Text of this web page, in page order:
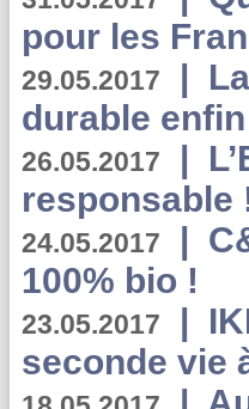
pour les
29.05.2017 |
durable
26.05.2017 |
responsable
24.05.2017 |
100% bio !
23.05.2017 |
seconde vie